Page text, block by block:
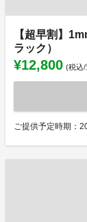
【超早割】
ラック）
¥12,800 (税込/
ご提供予定時期：